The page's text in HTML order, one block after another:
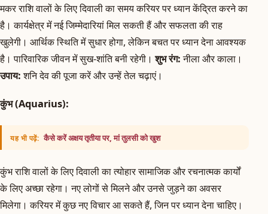
मकर राशि वालों के लिए दिवाली का समय करियर पर ध्यान केंद्रित करने का
है। कार्यक्षेत्र में नई जिम्मेदारियां मिल सकती हैं और सफलता की राह
खुलेगी। आर्थिक स्थिति में सुधार होगा, लेकिन बचत पर ध्यान देना आवश्यक
है। पारिवारिक जीवन में सुख-शांति बनी रहेगी।शुभ रंग:नीला और काला।
उपाय:शनि देव की पूजा करें और उन्हें तेल चढ़ाएं।
कुंभ (Aquarius):
यह भी पढ़ें: कैसे करें अक्षय तृतीया पर, मां तुलसी को खुश
कुंभ राशि वालों के लिए दिवाली का त्योहार सामाजिक और रचनात्मक कार्यों
के लिए अच्छा रहेगा। नए लोगों से मिलने और उनसे जुड़ने का अवसर
मिलेगा। करियर में कुछ नए विचार आ सकते हैं, जिन पर ध्यान देना चाहिए।